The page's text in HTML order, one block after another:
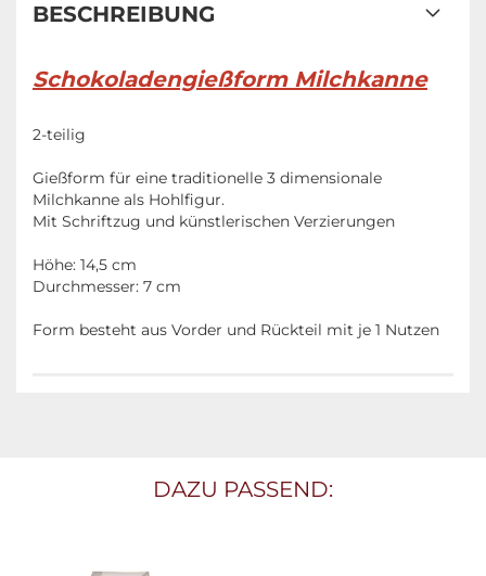
BESCHREIBUNG
Schokoladengießform Milchkanne
2-teilig
Gießform für eine traditionelle 3 dimensionale
Milchkanne als Hohlfigur.
Mit Schriftzug und künstlerischen Verzierungen
Höhe: 14,5 cm
Durchmesser: 7 cm
Form besteht aus Vorder und Rückteil mit je 1 Nutzen
DAZU PASSEND: